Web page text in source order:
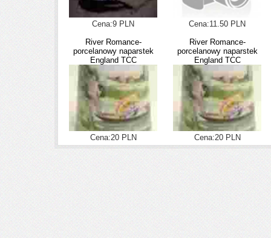
Cena:9 PLN
Cena:11.50 PLN
River Romance-
porcelanowy naparstek
England TCC
Cena:20 PLN
River Romance-
porcelanowy naparstek
England TCC
Cena:20 PLN